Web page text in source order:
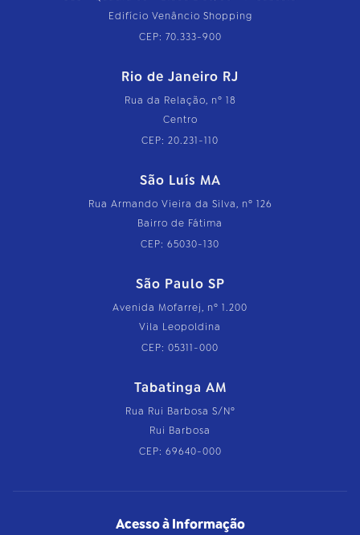
Edifício Venâncio Shopping
CEP: 70.333-900
Rio de Janeiro RJ
Rua da Relação, nº 18
Centro
CEP: 20.231-110
São Luís MA
Rua Armando Vieira da Silva, nº 126
Bairro de Fátima
CEP: 65030-130
São Paulo SP
Avenida Mofarrej, nº 1.200
Vila Leopoldina
CEP: 05311-000
Tabatinga AM
Rua Rui Barbosa S/Nº
Rui Barbosa
CEP: 69640-000
Acesso à Informação